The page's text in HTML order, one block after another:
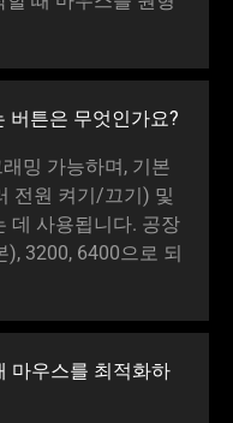
버튼은 무엇인가요?
밍 가능하며, 기본
전원 켜기/끄기) 및
데 사용됩니다. 공장
), 3200, 6400으로 되
마우스를 최적화하